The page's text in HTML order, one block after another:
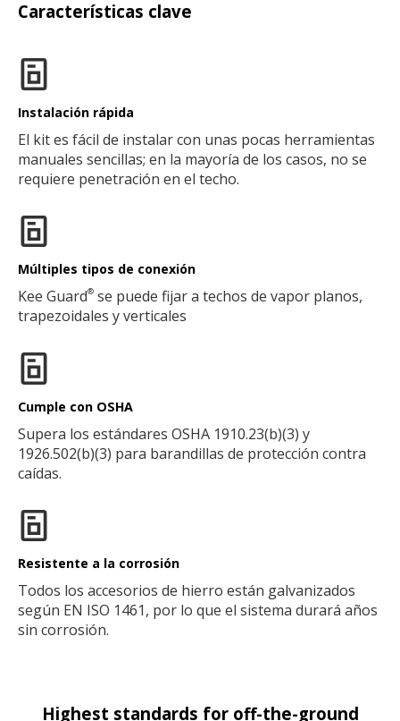
Características clave
Instalación rápida
El kit es fácil de instalar con unas pocas herramientas
manuales sencillas; en la mayoría de los casos, no se
requiere penetración en el techo.
Múltiples tipos de conexión
Kee Guard® se puede fijar a techos de vapor planos,
trapezoidales y verticales
Cumple con OSHA
Supera los estándares OSHA 1910.23(b)(3) y
1926.502(b)(3) para barandillas de protección contra
caídas.
Resistente a la corrosión
Todos los accesorios de hierro están galvanizados
según EN ISO 1461, por lo que el sistema durará años
sin corrosión.
Highest standards for off-the-ground